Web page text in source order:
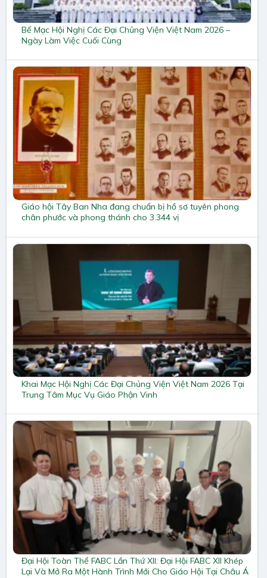
Bế Mạc Hội Nghị Các Đại Chủng Viện Việt Nam 2026 –
Ngày Làm Việc Cuối Cùng
Giáo hội Tây Ban Nha đang chuẩn bị hồ sơ tuyên phong
chân phước và phong thánh cho 3.344 vị
Khai Mạc Hội Nghị Các Đại Chủng Viện Việt Nam 2026 Tại
Trung Tâm Mục Vụ Giáo Phận Vinh
Đại Hội Toàn Thể FABC Lần Thứ XII: Đại Hội FABC XII Khép
Lại Và Mở Ra Một Hành Trình Mới Cho Giáo Hội Tại Châu Á